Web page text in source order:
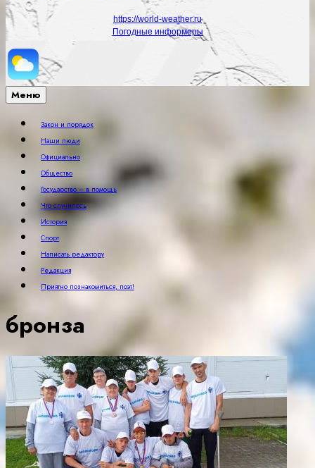
https://world-weather.ru
Погодные информеры
Меню
Закон и порядок
Наши люди
Официально
Общество
Государство – в помощь
Что случилось
История
Спорт
Написать редактору
Редакция
Приятно познакомиться, поэт!
бронза